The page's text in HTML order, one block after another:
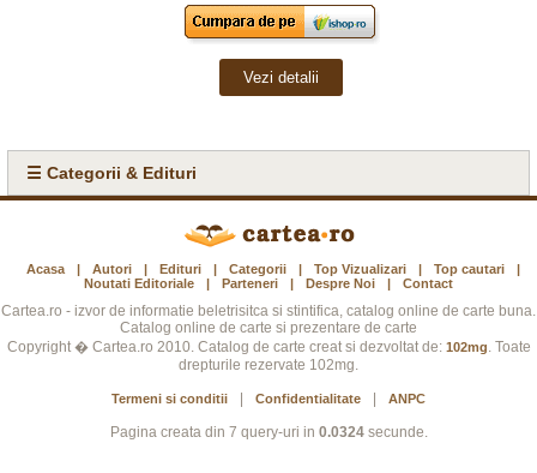
Vezi detalii
☰ Categorii & Edituri
Acasa | Autori | Edituri | Categorii | Top Vizualizari | Top cautari
|
Noutati Editoriale
| Parteneri | Despre Noi | Contact
Cartea.ro - izvor de informatie beletrisitca si stintifica, catalog online de carte buna.
Catalog online de carte si prezentare de carte
Copyright � Cartea.ro 2010. Catalog de carte creat si dezvoltat de: 102mg. Toate
drepturile rezervate 102mg.
Termeni si conditii Confidentialitate ANPC
Pagina creata din 7 query-uri in 0.0324secunde.